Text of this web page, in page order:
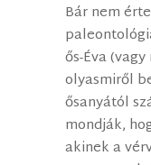
Bár nem
ős-Éva
olyasmiről
ősanyától
mondják,
akinek a